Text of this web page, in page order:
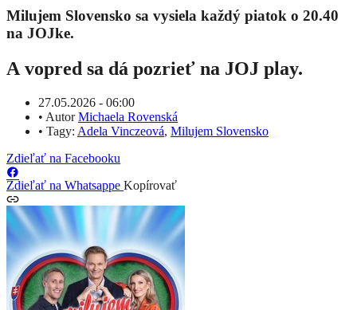
Milujem Slovensko sa vysiela každý piatok o 20.40
na JOJke.
A vopred sa dá pozrieť na JOJ play.
27.05.2026 - 06:00
• AutorMichaela Rovenská
• Tagy: Adela Vinczeová, Milujem Slovensko
Zdieľať na Facebooku
Zdieľať na Whatsappe Kopírovať